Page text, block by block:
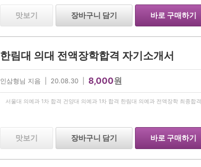
맛보기 장바구니 담기 바로 구매하기
한림대 의대 전액장학합격 자기소개서
인삼형님 지음 | 20.08.30 | 8,000원
서울대 의예과 1차 합격 건양대 의예과 1차 합격 한림대 의예과 전액장학 최종합격
맛보기 장바구니 담기 바로 구매하기